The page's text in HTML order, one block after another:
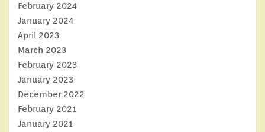
February 2024
January 2024
April 2023
March 2023
February 2023
January 2023
December 2022
February 2021
January 2021